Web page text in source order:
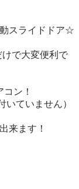
スライドドア☆
で大変便利で
ン！
ていません）
来ます！